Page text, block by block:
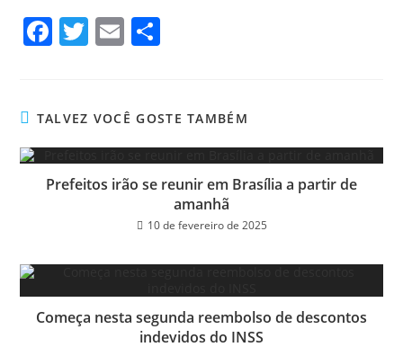
Fa
ok
T
er
E
TALVEZ VOCÊ GOSTE TAMBÉM
Prefeitos irão se reunir em Brasília a partir de
amanhã
10 de fevereiro de 2025
Começa nesta segunda reembolso de descontos
indevidos do INSS